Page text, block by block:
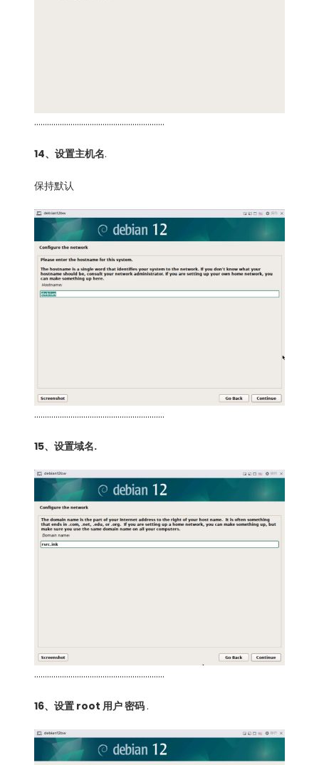
…………………………………………………….
14、设置主机名.
保持默认
…………………………………………………….
15、设置域名.
…………………………………………………….
16、设置 root 用户 密码 .